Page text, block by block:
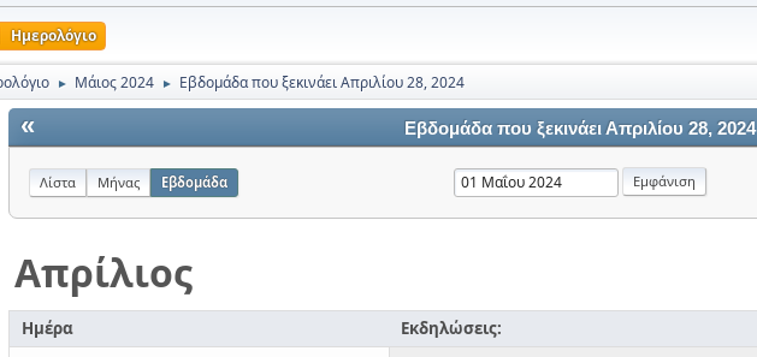
Ημερολόγιο
► Μάιος 2024 ► Εβδομάδα που ξεκινάει Απριλίου 28, 2024
« Εβδομάδα που ξεκινάει Απριλίου 28, 2024
Λίστα Μήνας Εβδομάδα
Απρίλιος
Ημέρα Εκδηλώσεις: